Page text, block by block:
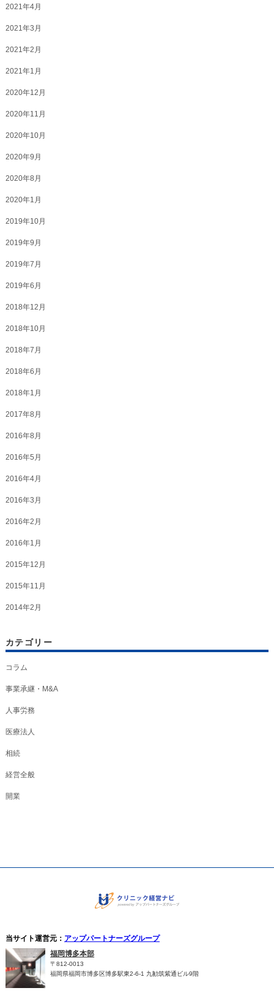
2021年4月
2021年3月
2021年2月
2021年1月
2020年12月
2020年11月
2020年10月
2020年9月
2020年8月
2020年1月
2019年10月
2019年9月
2019年7月
2019年6月
2018年12月
2018年10月
2018年7月
2018年6月
2018年1月
2017年8月
2016年8月
2016年5月
2016年4月
2016年3月
2016年2月
2016年1月
2015年12月
2015年11月
2014年2月
カテゴリー
コラム
事業承継・M&A
人事労務
医療法人
相続
経営全般
開業
当サイト運営元： アップパートナーズグループ
福岡博多本部
〒812-0013
福岡県福岡市博多区博多駅東2-6-1 九勧筑紫通ビル9階